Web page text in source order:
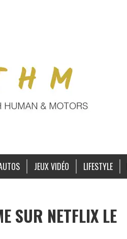
JEUX VIDÉO LIFESTYLE
SUR NETFLIX LE